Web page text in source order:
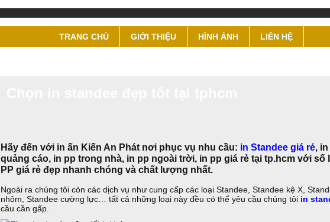
TRANG CHỦ GIỚI THIỆU HÌNH ẢNH LIÊN HỆ
Hãy đến với in ấn Kiến An Phát nơi phục vụ nhu cầu: in Standee giá rẻ,
quảng cáo, in pp trong nhà, in pp ngoài trời, in pp giá rẻ tại tp.hcm với
PP giá rẻ đẹp nhanh chóng và chất lượng nhất.
Ngoài ra chúng tôi còn các dịch vụ như cung cấp các loại Standee, Standee kệ X,
nhôm, Standee cường lực… tất cả những loại này đều có thể yêu cầu chúng tôi in
cầu cần gấp.